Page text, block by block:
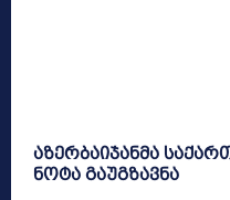
აზერბაიჯანმა
ნოტა გაუგზავნა